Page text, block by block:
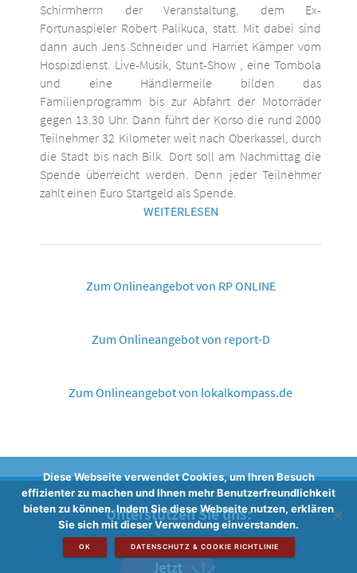
Schirmherrn der Veranstaltung, dem Ex-
Fortunaspieler Robert Palikuca, statt. Mit dabei sind
dann auch Jens Schneider und Harriet Kämper vom
Hospizdienst. Live-Musik, Stunt-Show , eine Tombola
und eine Händlermeile bilden das
Familienprogramm bis zur Abfahrt der Motorräder
gegen 13.30 Uhr. Dann führt der Korso die rund 2000
Teilnehmer 32 Kilometer weit nach Oberkassel, durch
die Stadt bis nach Bilk. Dort soll am Nachmittag die
Spende überreicht werden. Denn jeder Teilnehmer
zahlt einen Euro Startgeld als Spende.
WEITERLESEN
Zum Onlineangebot von RP ONLINE
Zum Onlineangebot von report-D
Zum Onlineangebot von lokalkompass.de
Unterstützen Sie uns:
Diese Webseite verwendet Cookies, um Ihren Besuch
effizienter zu machen und Ihnen mehr Benutzerfreundlichkeit
bieten zu können. Indem Sie diese Webseite nutzen, erklären
Sie sich mit dieser Verwendung einverstanden.
OK DATENSCHUTZ & COOKIE RICHTLINIE